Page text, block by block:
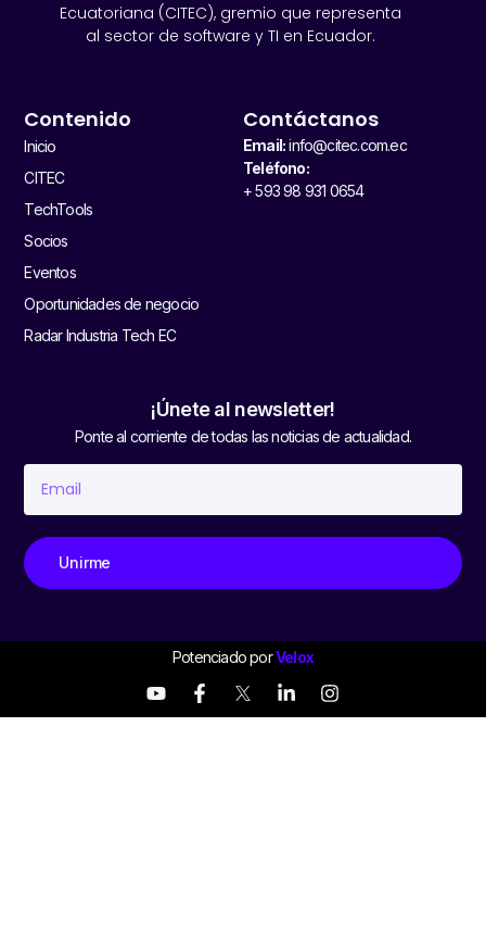
Ecuatoriana (CITEC), gremio que representa
al sector de software y TI en Ecuador.
Contenido
Inicio
CITEC
TechTools
Socios
Eventos
Oportunidades de negocio
Radar Industria Tech EC
Contáctanos
Email:info@citec.com.ec
Teléfono:
+ 593 98 931 0654
¡Únete al newsletter!
Ponte al corriente de todas las noticias de actualidad.
Unirme
Potenciado porVelox